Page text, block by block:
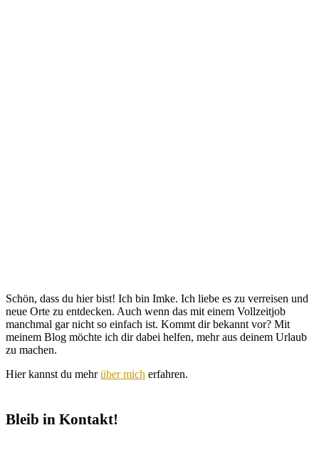
Schön, dass du hier bist! Ich bin Imke. Ich liebe es zu verreisen und
neue Orte zu entdecken. Auch wenn das mit einem Vollzeitjob
manchmal gar nicht so einfach ist. Kommt dir bekannt vor? Mit
meinem Blog möchte ich dir dabei helfen, mehr aus deinem Urlaub
zu machen.
Hier kannst du mehrüber mich erfahren.
Bleib in Kontakt!